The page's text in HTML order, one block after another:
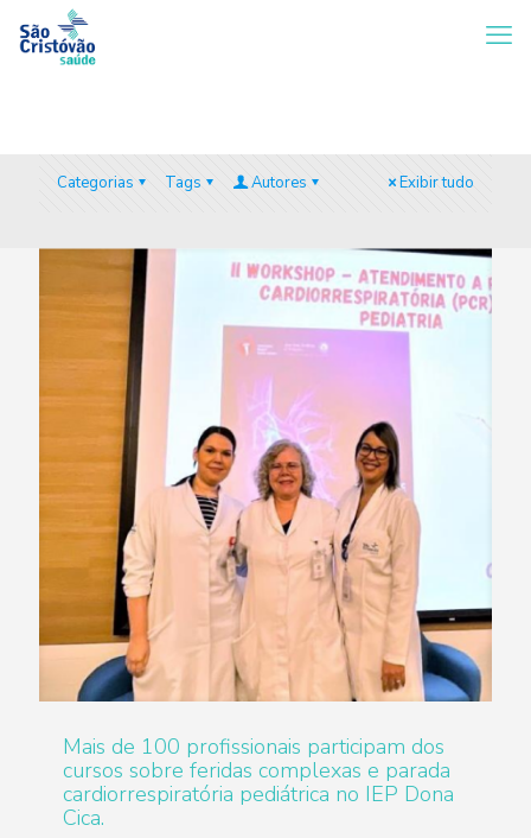
Categorias Tags Autores Exibir tudo
Mais de 100 profissionais participam dos
cursos sobre feridas complexas e parada
cardiorrespiratória pediátrica no IEP Dona
Cica.